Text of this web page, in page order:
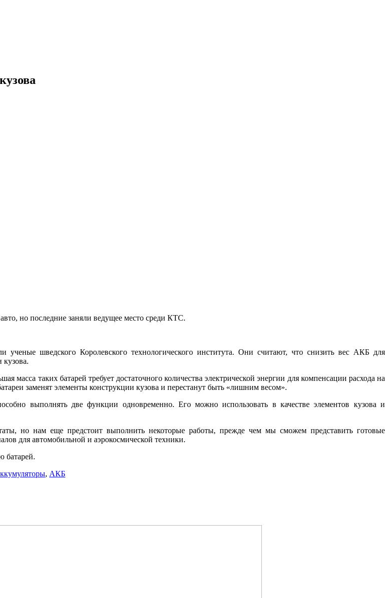
но последние заняли ведущее место среди КТС.
ученые шведского Королевского технологического института. Они считают, что снизить вес АКБ для
кузова.
таких батарей требует достаточного количества электрической энергии для компенсации расхода на
заменят элементы конструкции кузова и перестанут быть «лишним весом».
выполнять две функции одновременно. Его можно использовать в качестве элементов кузова и
но нам еще предстоит выполнить некоторые работы, прежде чем мы сможем представить готовые
для автомобильной и аэрокосмической техники.
батарей.
, АКБ